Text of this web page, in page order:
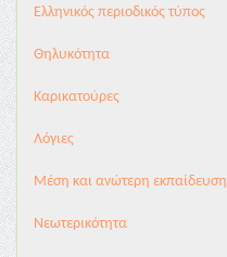
Ελληνικός περιοδικός τύπος
Θηλυκότητα
Καρικατούρες
Λόγιες
Μέση και ανώτερη εκπαίδευση
Νεωτερικότητα